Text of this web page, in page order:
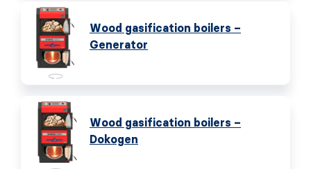
Wood gasification boilers –
Generator
Wood gasification boilers –
Dokogen